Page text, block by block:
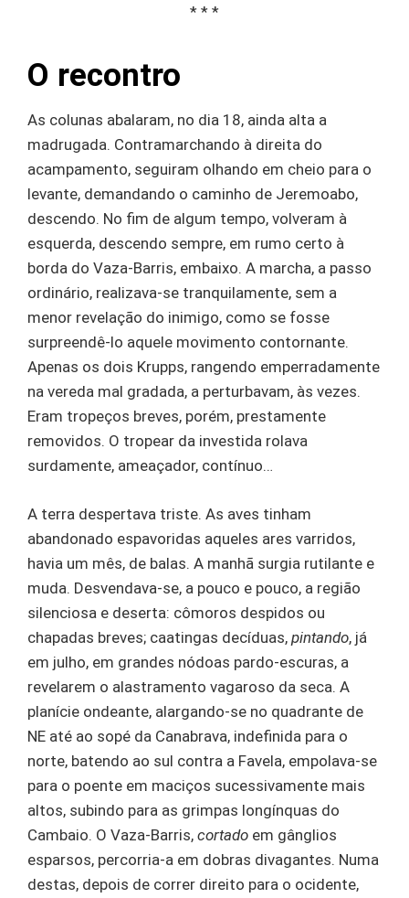
* * *
O recontro
As colunas abalaram, no dia 18, ainda alta a
madrugada. Contramarchando à direita do
acampamento, seguiram olhando em cheio para o
levante, demandando o caminho de Jeremoabo,
descendo. No fim de algum tempo, volveram à
esquerda, descendo sempre, em rumo certo à
borda do Vaza-Barris, embaixo. A marcha, a passo
ordinário, realizava-se tranquilamente, sem a
menor revelação do inimigo, como se fosse
surpreendê-lo aquele movimento contornante.
Apenas os dois Krupps, rangendo emperradamente
na vereda mal gradada, a perturbavam, às vezes.
Eram tropeços breves, porém, prestamente
removidos. O tropear da investida rolava
surdamente, ameaçador, contínuo…
A terra despertava triste. As aves tinham
abandonado espavoridas aqueles ares varridos,
havia um mês, de balas. A manhã surgia rutilante e
muda. Desvendava-se, a pouco e pouco, a região
silenciosa e deserta: cômoros despidos ou
chapadas breves; caatingas decíduas, pintando, já
em julho, em grandes nódoas pardo-escuras, a
revelarem o alastramento vagaroso da seca. A
planície ondeante, alargando-se no quadrante de
NE até ao sopé da Canabrava, indefinida para o
norte, batendo ao sul contra a Favela, empolava-se
para o poente em maciços sucessivamente mais
altos, subindo para as grimpas longínquas do
Cambaio. O Vaza-Barris, cortado em gânglios
esparsos, percorria-a em dobras divagantes. Numa
destas, depois de correr direito para o ocidente,